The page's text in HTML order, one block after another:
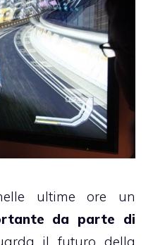
ultime ore un
da parte di
il futuro della